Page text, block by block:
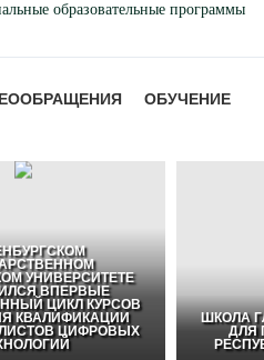
образовательные программы
ОБУЧЕНИЕ
УНИВЕРСИТЕТЕ
ВПЕРВЫЕ
ЦИКЛ КУРСОВ
КВАЛИФИКАЦИИ
ЦИФРОВЫХ
ШКОЛА
ДЛЯ